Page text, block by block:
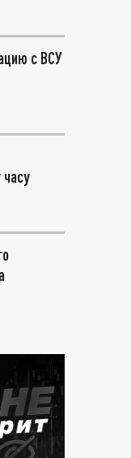
с ВСУ
часу